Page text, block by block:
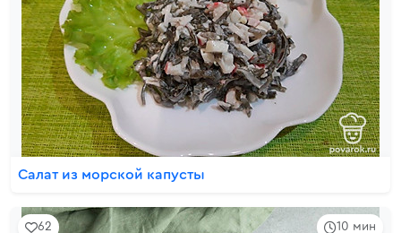
Салат из морской капусты
10 мин
62